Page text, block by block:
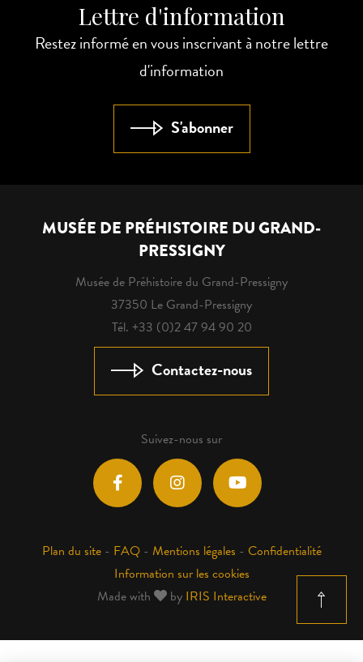
Lettre d'information
Restez informé en vous inscrivant à notre lettre
d'information
S'abonner
MUSÉE DE PRÉHISTOIRE DU GRAND-
PRESSIGNY
Musée de Préhistoire du Grand-Pressigny
37350 Le Grand-Pressigny
Tél. +33 (0)2 47 94 90 20
Contactez-nous
Suivez-nous sur
Plan du site- FAQ- Mentions légales - Confidentialité
Information sur les cookies
Made with
by IRIS Interactive